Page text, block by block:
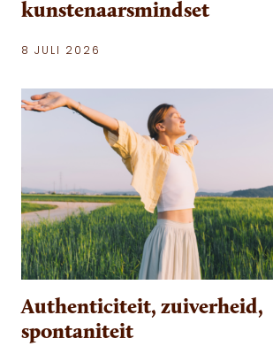
kunstenaarsmindset
8 JULI 2026
Authenticiteit, zuiverheid,
spontaniteit